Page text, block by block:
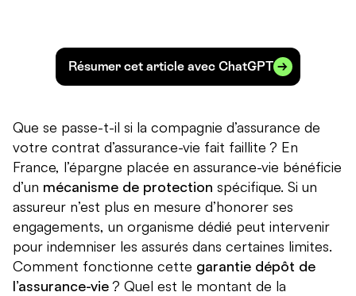
Résumer cet article avec ChatGPT
Que se passe-t-il si la compagnie d’assurance de
votre contrat d’assurance-vie fait faillite ? En
France, l’épargne placée en assurance-vie bénéficie
d’un mécanisme de protection spécifique. Si un
assureur n’est plus en mesure d’honorer ses
engagements, un organisme dédié peut intervenir
pour indemniser les assurés dans certaines limites.
Comment fonctionne cette garantie dépôt de
l’assurance-vie? Quel est le montant de la